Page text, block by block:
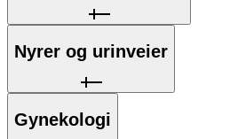
Nyrer og urinveier
Gynekologi